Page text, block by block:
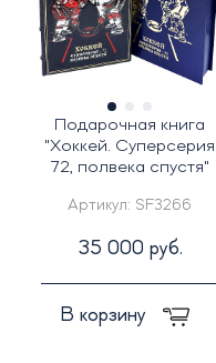
Подарочная книга
"Хоккей. Суперсерия
72, полвека спустя"
Артикул: SF3266
35 000 руб.
В корзину